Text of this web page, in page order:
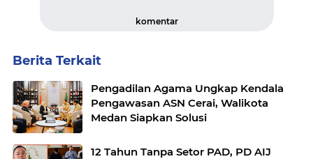
komentar
Berita Terkait
Pengadilan Agama Ungkap Kendala
Pengawasan ASN Cerai, Walikota
Medan Siapkan Solusi
12 Tahun Tanpa Setor PAD, PD AIJ